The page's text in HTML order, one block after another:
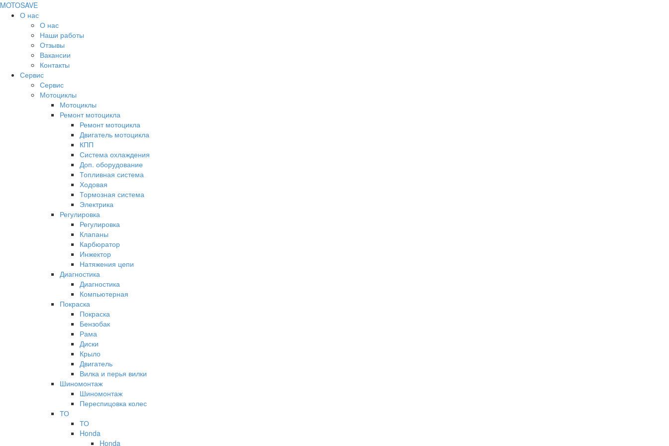
MOTOSAVE
О нас
О нас
Наши работы
Отзывы
Вакансии
Контакты
Сервис
Сервис
Мотоциклы
Мотоциклы
Ремонт мотоцикла
Ремонт мотоцикла
Двигатель мотоцикла
КПП
Система охлаждения
Доп. оборудование
Топливная система
Ходовая
Тормозная система
Электрика
Регулировка
Регулировка
Клапаны
Карбюратор
Инжектор
Натяжения цепи
Диагностика
Диагностика
Компьютерная
Покраска
Покраска
Бензобак
Рама
Диски
Крыло
Двигатель
Вилка и перья вилки
Шиномонтаж
Шиномонтаж
Переспицовка колес
ТО
ТО
Honda
Honda